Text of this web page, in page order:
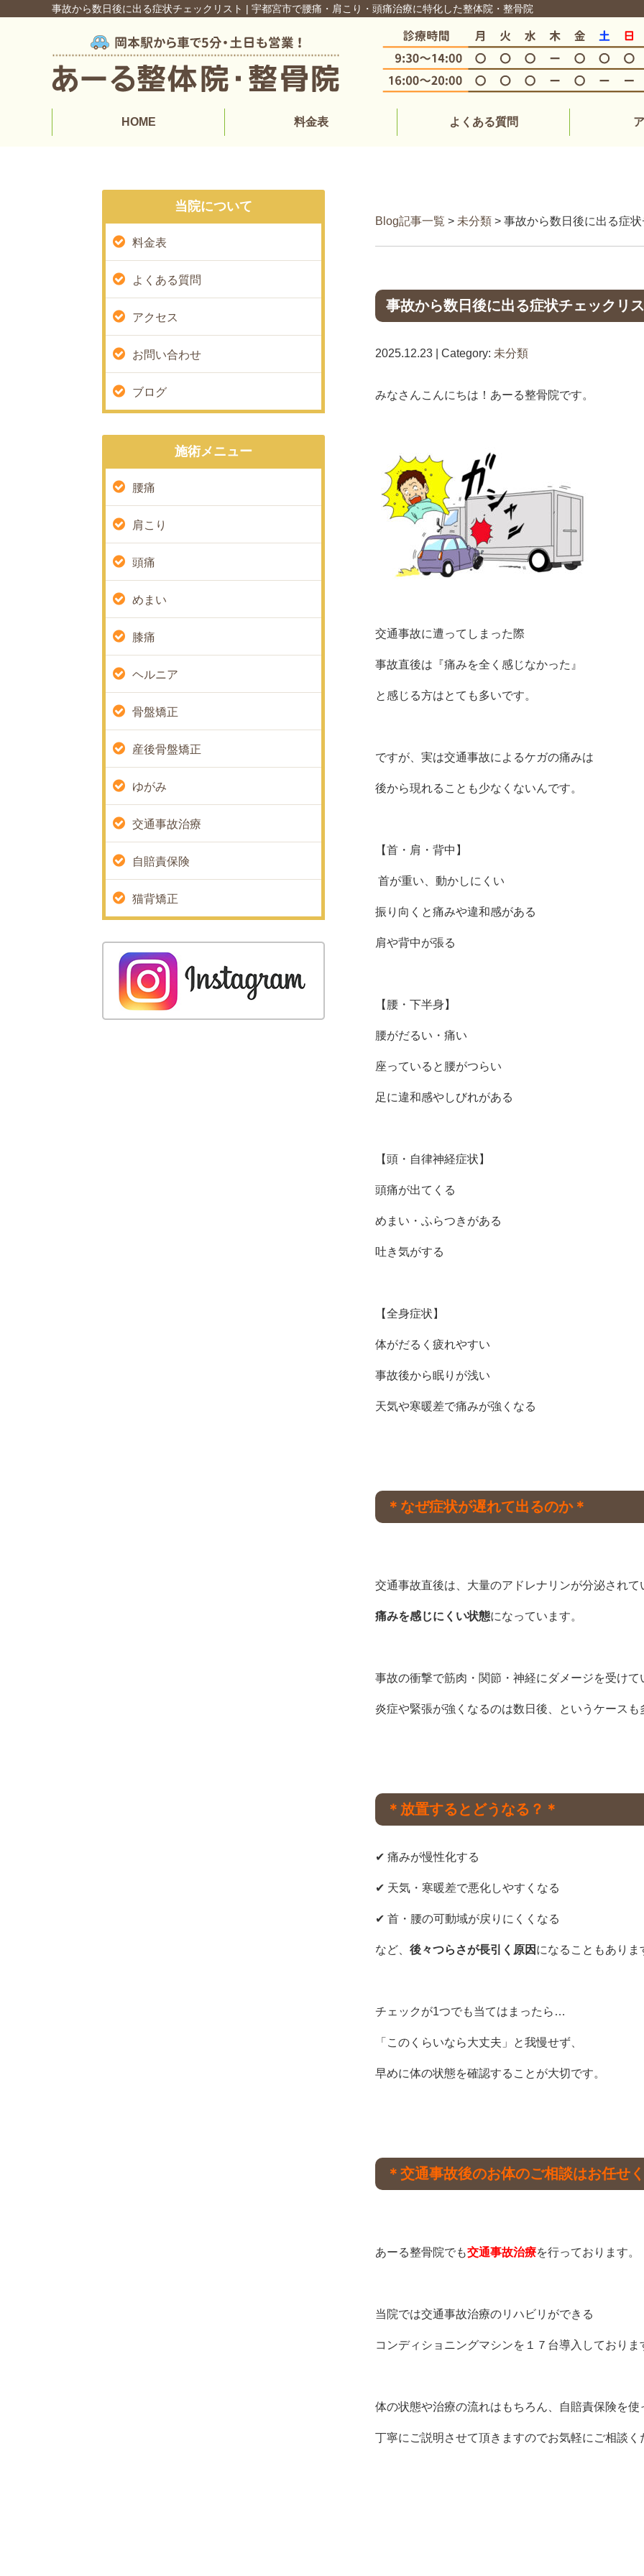
事故から数日後に出る症状チェックリスト | 宇都宮市で腰痛・肩こり・頭痛治療に特化した整体院・整骨院
HOME 料金表 よくある質問
Blog記事一覧 > 未分類 > 事故から数日後に出る症
事故から数日後に出る症状チェックリ
2025.12.23 | Category: 未分類
みなさんこんにちは！あーる整骨院です。
交通事故に遭ってしまった際
事故直後は『痛みを全く感じなかった』
と感じる方はとても多いです。
ですが、実は交通事故によるケガの痛みは
後から現れることも少なくないんです。
【首・肩・背中】
首が重い、動かしにくい
振り向くと痛みや違和感がある
肩や背中が張る
【腰・下半身】
腰がだるい・痛い
座っていると腰がつらい
足に違和感やしびれがある
【頭・自律神経症状】
頭痛が出てくる
めまい・ふらつきがある
吐き気がする
【全身症状】
体がだるく疲れやすい
事故後から眠りが浅い
天気や寒暖差で痛みが強くなる
＊なぜ症状が遅れて出るのか＊
交通事故直後は、大量のアドレナリンが分泌されて
痛みを感じにくい状態になっています。
事故の衝撃で筋肉・関節・神経にダメージを受けて
炎症や緊張が強くなるのは数日後、というケースも
＊放置するとどうなる？＊
✔ 痛みが慢性化する
✔ 天気・寒暖差で悪化しやすくなる
✔ 首・腰の可動域が戻りにくくなる
など、 後々つらさが長引く原因 になることもありま
チェックが1つでも当てはまったら…
「このくらいなら大丈夫」と我慢せず、
早めに体の状態を確認することが大切です。
＊交通事故後のお体のご相談はお任せ
あーる整骨院でも交通事故治療を行っております。
当院では交通事故治療のリハビリができる
コンディショニングマシンを１７台導入しておりま
体の状態や治療の流れはもちろん、自賠責保険を使
丁寧にご説明させて頂きますのでお気軽にご相談く
当院について
料金表
よくある質問
アクセス
お問い合わせ
ブログ
施術メニュー
腰痛
肩こり
頭痛
めまい
膝痛
ヘルニア
骨盤矯正
産後骨盤矯正
ゆがみ
交通事故治療
自賠責保険
猫背矯正